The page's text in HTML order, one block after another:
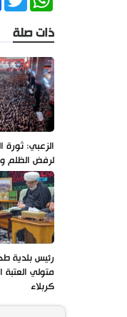
ذات صلة
الزعبي: ثورة
لرفض الظلم
رئيس بلدية
متولي
كربلاء